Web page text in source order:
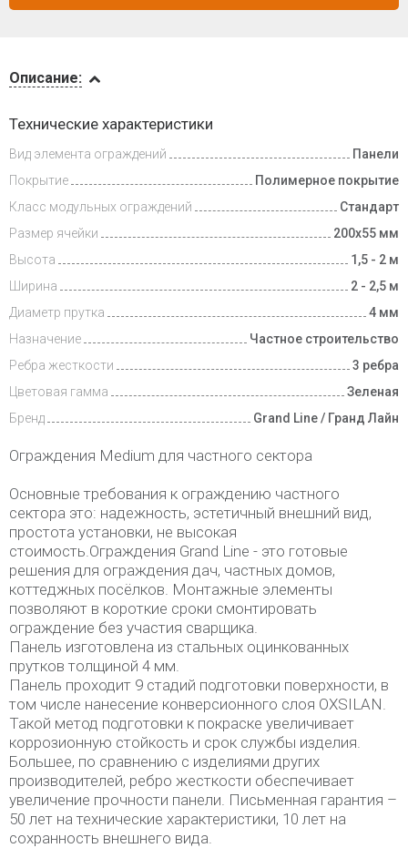
и оплата
Описание:
Технические характеристики
Вид элемента ограждений
Панели
Покрытие
Полимерное покрытие
Класс модульных ограждений
Стандарт
Размер ячейки
200х55 мм
Высота
1,5 - 2 м
Ширина
2 - 2,5 м
Диаметр прутка
4 мм
Назначение
Частное строительство
Ребра жесткости
3 ребра
Цветовая гамма
Зеленая
Бренд
Grand Line / Гранд Лайн
Ограждения Medium для частного сектора
Основные требования к ограждению частного
сектора это: надежность, эстетичный внешний вид,
простота установки, не высокая
стоимость.Ограждения Grand Line - это готовые
решения для ограждения дач, частных домов,
коттеджных посёлков. Монтажные элементы
позволяют в короткие сроки смонтировать
ограждение без участия сварщика.
Панель изготовлена из стальных оцинкованных
прутков толщиной 4 мм.
Панель проходит 9 стадий подготовки поверхности, в
том числе нанесение конверсионного слоя OXSILAN.
Такой метод подготовки к покраске увеличивает
коррозионную стойкость и срок службы изделия.
Большее, по сравнению с изделиями других
производителей, ребро жесткости обеспечивает
увеличение прочности панели. Письменная гарантия –
50 лет на технические характеристики, 10 лет на
сохранность внешнего вида.